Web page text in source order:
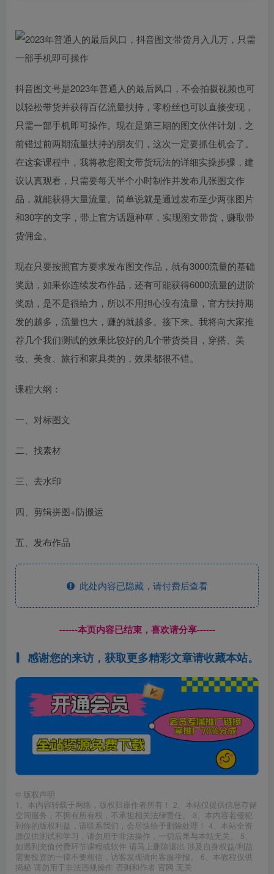
抖音图文号是2023年普通人的最后风口，不会拍摄视频也可
以轻松带货并获得百亿流量扶持，零粉丝也可以直接变现，
只需一部手机即可操作。现在是第三期的图文伙伴计划，之
前错过前两期流量扶持的朋友们，这次一定要抓住机会了。
在这套课程中，我将教您图文带货玩法的详细实操步骤，建
议认真观看，只需要每天半个小时制作并发布几张图文作
品，就能获得大量流量。简单说就是通过发布至少两张图片
和30字的文字，带上官方话题种草，实现图文带货，赚取带
货佣金。
现在只要按照官方要求发布图文作品，就有3000流量的基础
奖励，如果你连续发布作品，还有可能获得6000流量的进阶
奖励，是不是很给力，所以不用担心没有流量，官方扶持期
发的越多，流量也大，赚的就越多。接下来。我将向大家推
荐几个我们测试的效果比较好的几个带货类目，穿搭、美
妆、美食、旅行和家具类的，效果都很不错。
课程大纲：
一、对标图文
二、找素材
三、去水印
四、剪辑拼图+防搬运
五、发布作品
此处内容已隐藏，请付费后查看
------本页内容已结束，喜欢请分享------
感谢您的来访，获取更多精彩文章请收藏本站。
© 版权声明
1、本内容转载于网络，版权归原作者所有！ 2、本站仅提供信息存储
空间服务，不拥有所有权，不承担相关法律责任。 3、本内容若侵犯
到你的版权利益，请联系我们，会尽快给予删除处理！ 4、本站全资
源仅供测试和学习，请勿用于非法操作，一切后果与本站无关。 5、
如遇到充值付费环节课程或软件 请马上删除退出 涉及自身权益/利益
需要投资的一律不要相信，访客发现请向客服举报。 6、本教程仅供
揭秘 请勿用于非法违规操作 否则和作者 官网 无关